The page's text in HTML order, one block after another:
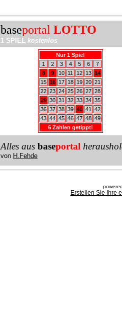
baseportal LOTTO
1 SPIEL kostenlos
Nur 1 Spiel
1
2 3 4 5 6
7
8
9 10 11 12 13 14
15 16 17 18 19 20 21
22 23 24 25 26 27 28
29 30 31 32 33 34 35
36 37 38 39 40 41
42
43 44 45 46 47 48 49
6 Zahlen getippt!
Alles aus baseportal
von H.Fehde
Erstellen Sie Ihre